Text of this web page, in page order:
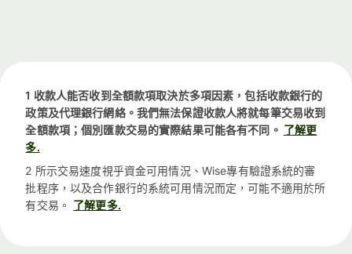
1 收款人能否收到全額款項取決於多項因素，包括收款銀行的
政策及代理銀行網絡。我們無法保證收款人將就每筆交易收到
全額款項；個別匯款交易的實際結果可能各有不同。 了解更
多.
2 所示交易速度視乎資金可用情況、Wise專有驗證系統的審
批程序，以及合作銀行的系統可用情況而定，可能不適用於所
有交易。 了解更多.